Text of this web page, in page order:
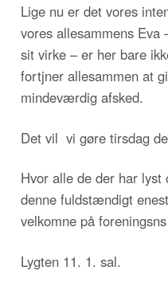
Lige nu er det vores
vores allesammens
sit virke – er her bare
fortjner allesammen at
mindeværdig afsked.
Det vil vi gøre tirsdag
Hvor alle de der har lyst
denne fuldstændigt
velkomne på
Lygten 11. 1. sal.